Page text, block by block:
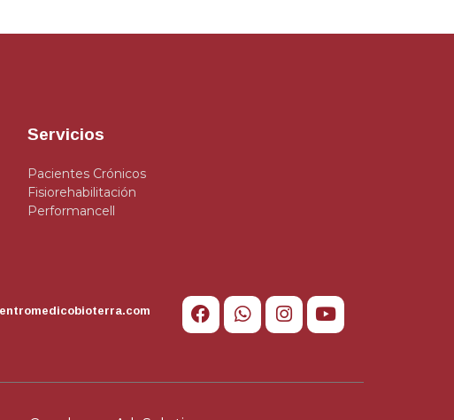
Servicios
Pacientes Crónicos
Fisiorehabilitación
Performancell